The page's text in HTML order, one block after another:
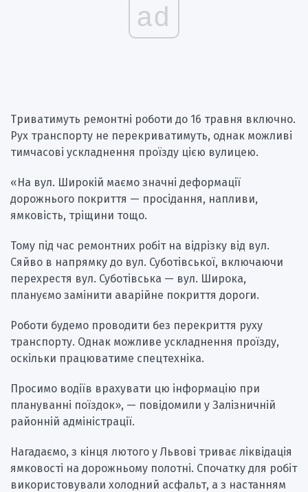
ad
Триватимуть ремонтні роботи до 16 травня включно.
Рух транспорту не перекриватимуть, однак можливі
тимчасові ускладнення проїзду цією вулицею.
«На вул. Широкій маємо значні деформації
дорожнього покриття — просідання, напливи,
ямковість, тріщини тощо.
Тому під час ремонтних робіт на відрізку від вул.
Сяйво в напрямку до вул. Суботівської, включаючи
перехрестя вул. Суботівська — вул. Широка,
плануємо замінити аварійне покриття дороги.
Роботи будемо проводити без перекриття руху
транспорту. Однак можливе ускладнення проїзду,
оскільки працюватиме спецтехніка.
Просимо водіїв врахувати цю інформацію при
плануванні поїздок», — повідомили у Залізничній
районній адміністрації.
Нагадаємо, з кінця лютого у Львові триває ліквідація
ямковості на дорожньому полотні. Спочатку для робіт
використовували холодний асфальт, а з настанням